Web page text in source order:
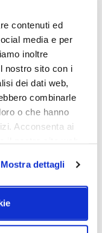
contenuti ed
media e per
inoltre
nostro sito con i
dei dati web,
combinarle
o che hanno
Acconsenta ai
Mostra dettagli